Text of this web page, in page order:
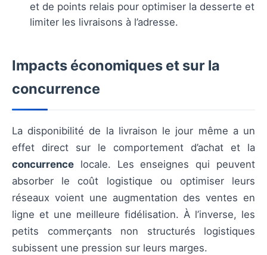
et de points relais pour optimiser la desserte et
limiter les livraisons à l’adresse.
Impacts économiques et sur la
concurrence
La disponibilité de la livraison le jour même a un
effet direct sur le comportement d’achat et la
concurrence locale. Les enseignes qui peuvent
absorber le coût logistique ou optimiser leurs
réseaux voient une augmentation des ventes en
ligne et une meilleure fidélisation. À l’inverse, les
petits commerçants non structurés logistiques
subissent une pression sur leurs marges.